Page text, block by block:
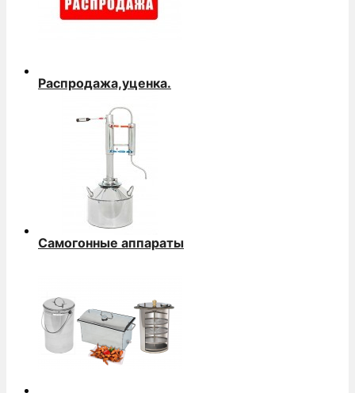
Распродажа,уценка.
Самогонные аппараты